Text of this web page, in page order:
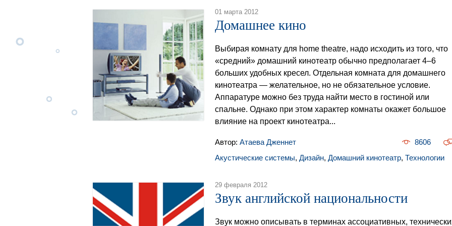
01 марта 2012
Домашнее кино
Выбирая комнату для home theatre, надо исходить из того, что
«средний» домашний кинотеатр обычно предполагает 4–6
больших удобных кресел. Отдельная комната для домашнего
кинотеатра — желательное, но не обязательное условие.
Аппаратуре можно без труда найти место в гостиной или
спальне. Однако при этом характер комнаты окажет большое
влияние на проект кинотеатра...
Автор: Атаева Дженнет
8606
Акустические системы, Дизайн, Домашний кинотеатр, Технологии
29 февраля 2012
Звук английской национальности
Звук можно описывать в терминах ассоциативных,